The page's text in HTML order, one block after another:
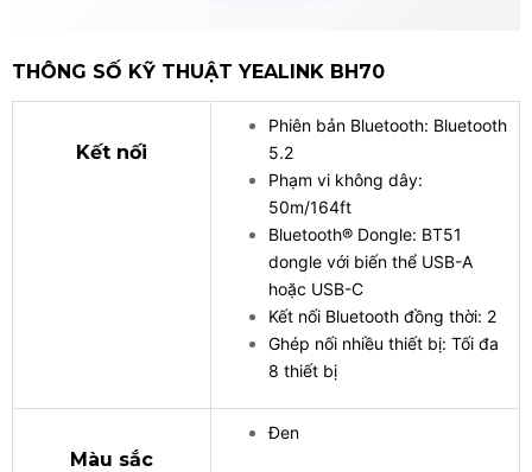
THÔNG SỐ KỸ THUẬT YEALINK BH70
Kết nối
Phiên bản Bluetooth: Bluetooth
5.2
Phạm vi không dây:
50m/164ft
Bluetooth® Dongle: BT51
dongle với biến thể USB-A
hoặc USB-C
Kết nối Bluetooth đồng thời: 2
Ghép nối nhiều thiết bị: Tối đa
8 thiết bị
Màu sắc
Đen